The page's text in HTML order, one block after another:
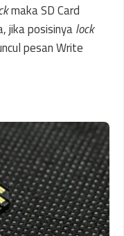
maka SD Card
jika posisinyalock
pesan Write